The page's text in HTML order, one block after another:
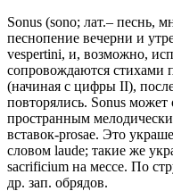
Sonus (sono; лат.– песнь,
песнопение вечерни и
vespertini, и, возможно,
сопровождаются стихами
(начиная с цифры II),
повторялись. Sonus может
пространным
вставок-prosae. Это
словом laude; такие же
sacrificium на мессе. По
др. зап. обрядов.